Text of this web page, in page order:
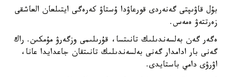
بۇل قاۋىپتى گەنەردى قورعاۋدا ۇستاۋ كەرەگى ايتىلعان العاشقى
زەرتتەۋ ەمەس.
ەگەر گەن بەلسەندىلىك تانىتسا، قۇرىلىمى وزگەرۋ مۇمكىن. راك
گەنى بار ادامدار گەنى بەلسەندىلىك تانىتقان جاعدايدا عانا،
اۋرۋى دامي باستايدى.